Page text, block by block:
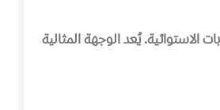
الاستوائية.يُعد الوجهة المثالية